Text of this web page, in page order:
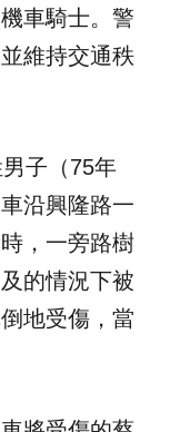
車騎士。警
維持交通秩
子（75年
沿興隆路一
，一旁路樹
的情況下被
地受傷，當